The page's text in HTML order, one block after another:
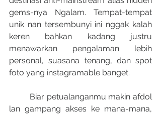
gems-nya Ngalam. Tempat-tempat
unik nan tersembunyi ini nggak kalah
keren bahkan kadang justru
menawarkan pengalaman lebih
personal, suasana tenang, dan spot
foto yang instagramable banget.
lan gampang akses ke mana-mana,